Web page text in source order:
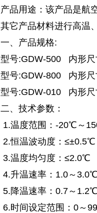
产品用途：该产品是航
其它产品材料进行高温
一、产品规格:
型号:GDW-500 内形
型号:GDW-800 内形
型号:GDW-010 内形
二、技术参数：
1.温度范围：-20℃～
2.恒温波动度：≤±0.5℃
3.温度均匀度：≤2.0℃
4.升温速率：1.0～
5.降温速率：0.7～
6.时间设定范围：0～